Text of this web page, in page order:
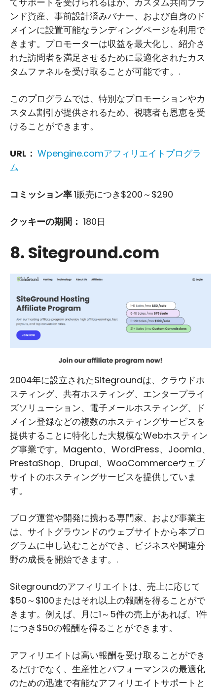
ンド資産、事前設計済みバナー、および自身のド
メインに設置可能なランディングページを利用で
きます。プロモーターは収益を最大化し、紹介さ
れた訪問者を満足させるために最適化されたカス
タムファネルを受け取ることが可能です。.
このプログラムでは、特別なプロモーションやカ
スタム割引が提供されるため、視聴者も恩恵を受
けることができます。
URL： Wpengine.comアフィリエイトプログラ
ム
コミッション率1販売につき$200～$290
クッキーの期間： 180日
8. Siteground.com
2004年に設立されたSitegroundは、クラウドホ
スティング、共有ホスティング、エンタープライ
ズソリューション、電子メールホスティング、ド
メイン登録などの複数のホスティングサービスを
提供することに特化した大規模なWebホスティン
グ事業です。Magento、WordPress、Joomla、
PrestaShop、Drupal、WooCommerceウェブ
サイトのホスティングサービスを提供していま
す。
ブログ運営や開発に携わる専門家、および事業主
は、サイトグラウンドのウェブサイトから本プロ
グラムに申し込むことができ、ビジネスや関連分
野の成長を開始できます。.
Sitegroundのアフィリエイトは、売上に応じて
$50～$100またはそれ以上の報酬を得ることがで
きます。例えば、月に1～5件の売上があれば、1件
につき$50の報酬を得ることができます。
アフィリエイトは高い報酬を受け取ることができ
るだけでなく、生産性とパフォーマンスの最適化
のための迅速で有能なアフィリエイトサポートと